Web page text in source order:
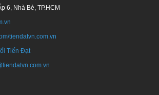
6, Nhà Bè, TP.HCM
tiendatvn.com.vn
Tiến Đạt